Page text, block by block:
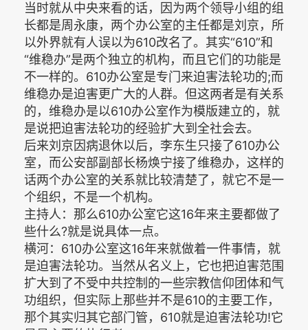
当时就从中央来看的话，因为两个领导小组的组
长都是周永康，两个办公室的主任都是刘京，所
以外界就有人误以为610改名了。其实“610”和
“维稳办”是两个独立的机构，而且它们的功能是
不一样的。610办公室是专门来迫害法轮功的;而
维稳办是迫害更广大的人群。但这两者是有关系
的，维稳办是以610办公室作为模版建立的，就
是说把迫害法轮功的经验扩大到全社会去。
后来刘京因病退休以后，李东生只接了610办公
室，而公安部副部长杨焕宁接了维稳办，这样的
话两个办公室的关系就比较清楚了，就它不是一
个组织，不是一个机构。
主持人：那么610办公室它这16年来主要都做了
些什么?就是说具体一点。
横河：610办公室这16年来就做着一件事情，就
是迫害法轮功。当然从名义上，它也把迫害范围
扩大到了不受中共控制的一些宗教信仰团体和气
功组织，但实际上那些并不是610的主要工作，
那个其实归其它部门管，610就是迫害法轮功!它